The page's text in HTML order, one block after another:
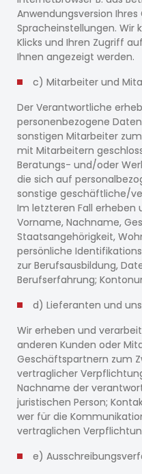
Anwendungsversion
Spracheinstellungen. Wir
Klicks und Ihren Zugriff
Ihnen angezeigt werden.
c) Mitarbeiter und
Der Verantwortliche
personenbezogene
sonstigen Mitarbeiter
mit Mitarbeitern
Beratungs- und/oder
die sich auf
sonstige geschäftliche/
Im letzteren Fall erheben
Vorname, Nachname,
Staatsangehörigkeit,
persönliche
zur Berufsausbildung,
Berufserfahrung;
d) Lieferanten und
Wir erheben und
anderen Kunden oder
Geschäftspartnern zum
vertraglicher
Nachname der
juristischen Person;
wer für die
vertraglichen
e)